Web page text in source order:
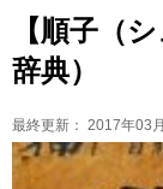
【順子（
辞典）
最終更新： 2017年03